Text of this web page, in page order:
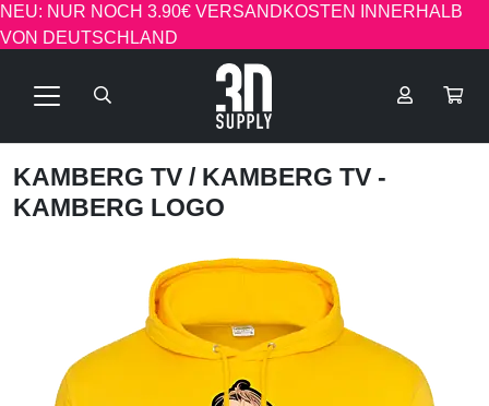
NEU: NUR NOCH 3.90€ VERSANDKOSTEN INNERHALB
VON DEUTSCHLAND
KAMBERG TV / KAMBERG TV -
KAMBERG LOGO